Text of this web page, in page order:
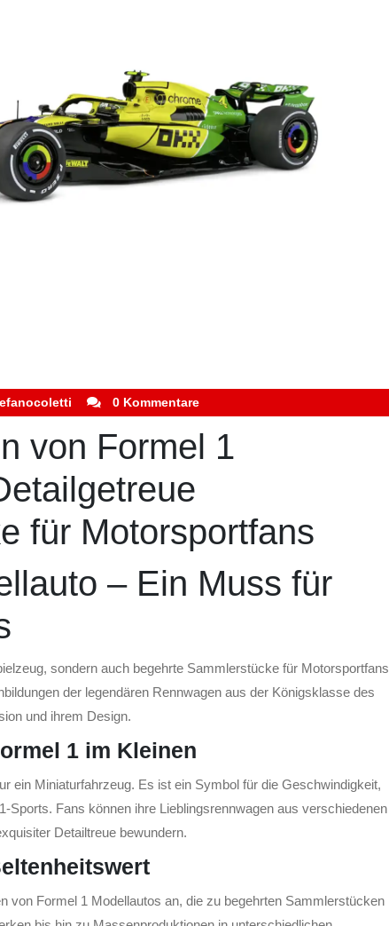
stefanocoletti
0 Kommentare
von Formel 1
für Motorsportfans
– Ein Muss für
sondern auch begehrte Sammlerstücke für Motorsportfans
der legendären Rennwagen aus der Königsklasse des
und ihrem Design.
1 im Kleinen
ein Miniaturfahrzeug. Es ist ein Symbol für die Geschwindigkeit,
Sports. Fans können ihre Lieblingsrennwagen aus verschiedenen
Detailtreue bewundern.
von Formel 1 Modellautos an, die zu begehrten Sammlerstücken